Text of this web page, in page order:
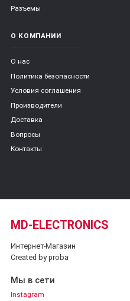
Разъемы
О КОМПАНИИ
О нас
Политика безопасности
Условия соглашения
Производители
Доставка
Вопросы
Контакты
MD-ELECTRONICS
Интернет-Магазин
Created by proba
Мы в сети
Instagram